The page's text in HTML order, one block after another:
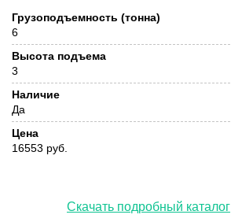
Грузоподъемность (тонна)
6
Высота подъема
3
Наличие
Да
Цена
16553 руб.
Скачать подробный каталог